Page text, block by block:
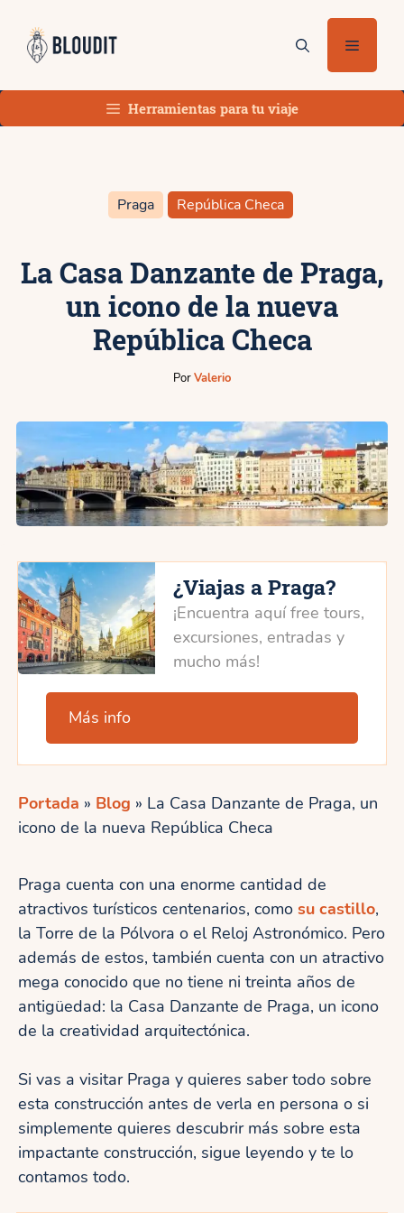
contenido
Menú
Herramientas para tu viaje
Praga República Checa
La Casa Danzante de Praga,
un icono de la nueva
República Checa
PorValerio
¿Viajas a Praga?
¡Encuentra aquí free tours,
excursiones, entradas y
mucho más!
Más info
Portada » Blog » La Casa Danzante de Praga, un
icono de la nueva República Checa
Praga cuenta con una enorme cantidad de
atractivos turísticos centenarios, como su castillo,
la Torre de la Pólvora o el Reloj Astronómico. Pero
además de estos, también cuenta con un atractivo
mega conocido que no tiene ni treinta años de
antigüedad: la Casa Danzante de Praga, un icono
de la creatividad arquitectónica.
Si vas a visitar Praga y quieres saber todo sobre
esta construcción antes de verla en persona o si
simplemente quieres descubrir más sobre esta
impactante construcción, sigue leyendo y te lo
contamos todo.